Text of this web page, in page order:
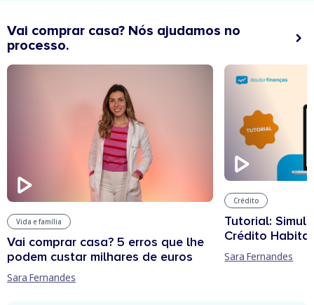
Vai comprar casa? Nós ajudamos no
processo.
Vida e família
Vai comprar casa? 5 erros que lhe
podem custar milhares de euros
Sara Fernandes
Crédito
Tutorial:
Crédito
Sara Fernandes